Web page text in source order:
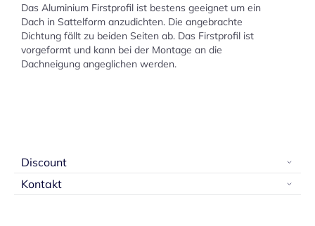
Das Aluminium Firstprofil ist bestens geeignet um ein
Dach in Sattelform anzudichten. Die angebrachte
Dichtung fällt zu beiden Seiten ab. Das Firstprofil ist
vorgeformt und kann bei der Montage an die
Dachneigung angeglichen werden.
Discount
Kontakt